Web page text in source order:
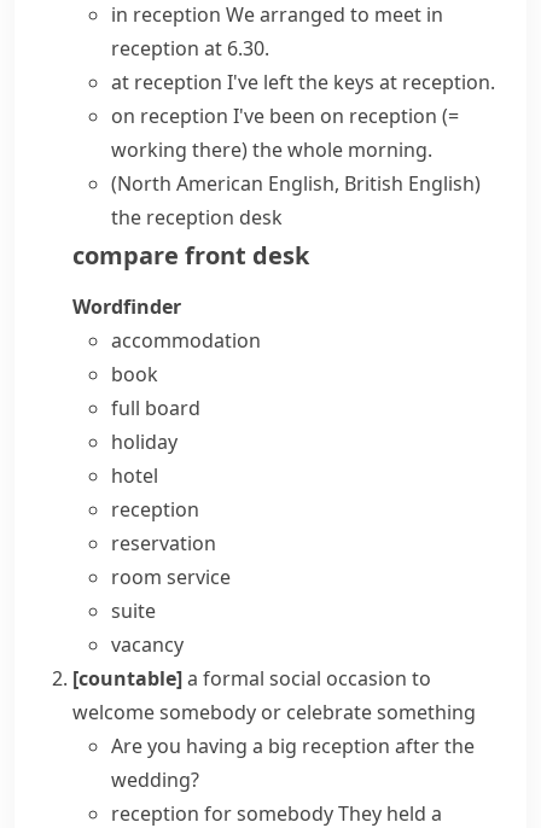
in reception We arranged to meet in
reception at 6.30.
at reception I've left the keys at reception.
on reception I've been on reception (=
working there)the whole morning.
(North American English, British English)
the reception desk
compare front desk
Wordfinder
accommodation
book
full board
holiday
hotel
reception
reservation
room service
suite
vacancy
[countable]a formal social occasion to
welcome somebody or celebrate something
Are you having a big reception after the
wedding?
reception for somebodyThey held a